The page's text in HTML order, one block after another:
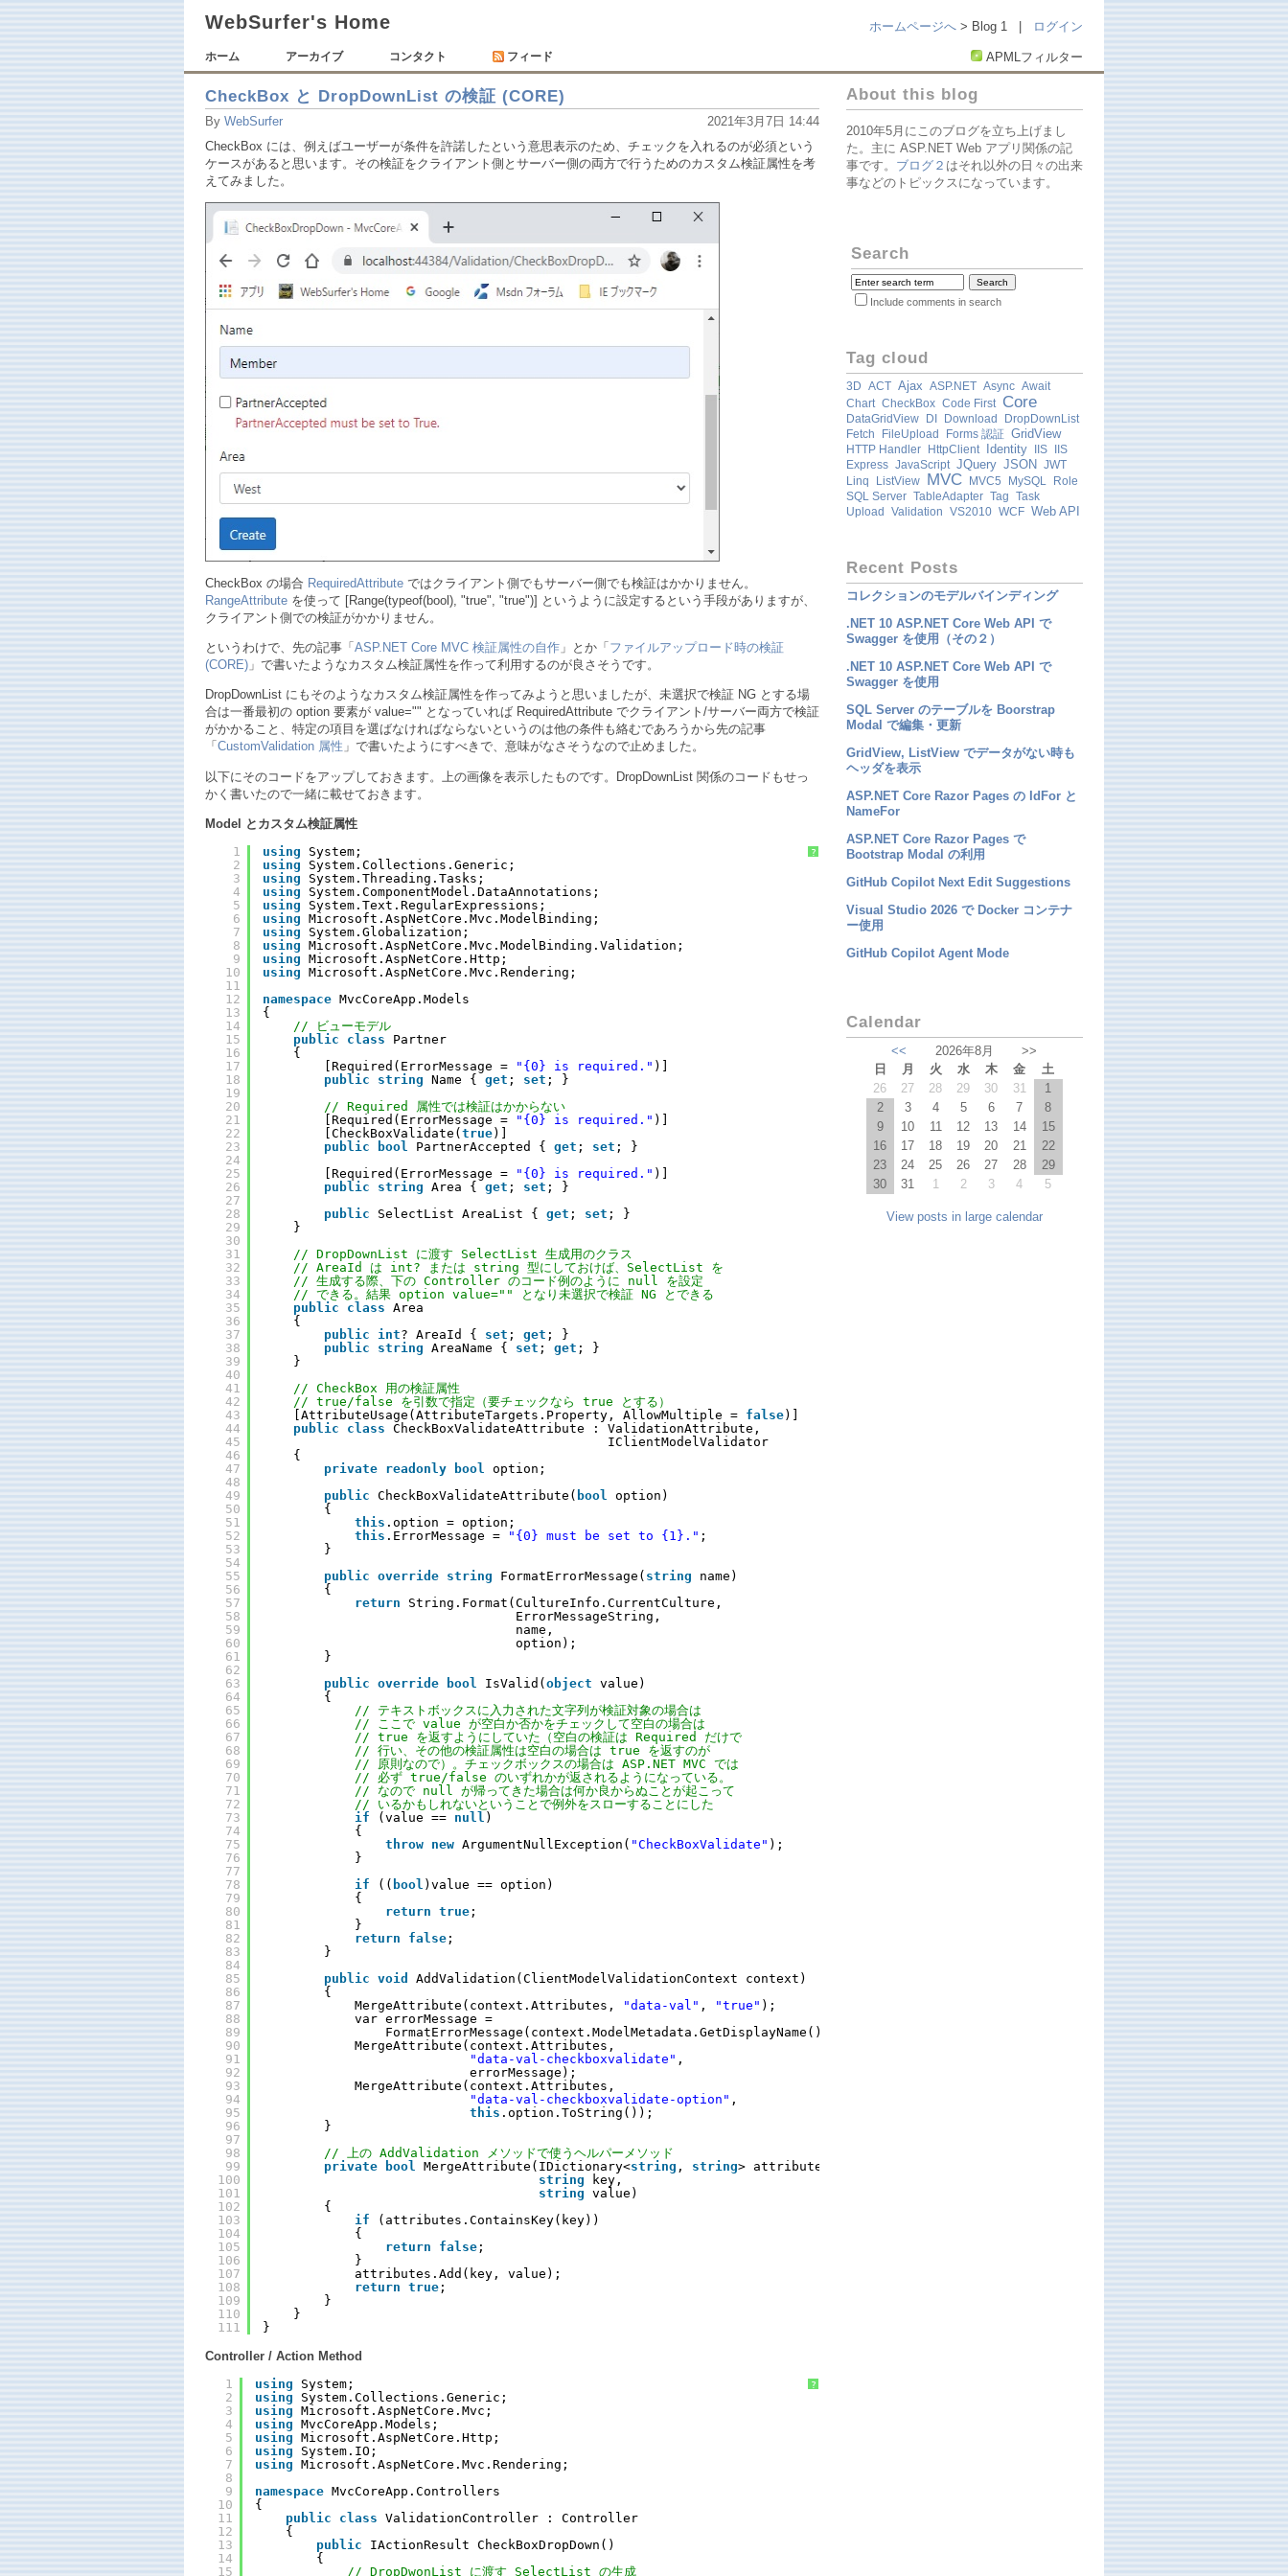
WebSurfer's Home ホームページへ > Blog 1 | ログイン
APMLフィルター
ホーム アーカイブ コンタクト フィード
CheckBox と DropDownList の検証 (CORE)
By WebSurfer 2021年3月7日 14:44
CheckBox には、例えばユーザーが条件を許諾したという意思表示のため、チェックを入れるのが必須という
ケースがあると思います。その検証をクライアント側とサーバー側の両方で行うためのカスタム検証属性を考
えてみました。
CheckBox の場合 RequiredAttribute ではクライアント側でもサーバー側でも検証はかかりません。
RangeAttribute を使って [Range(typeof(bool), "true", "true")] というように設定するという手段がありますが、
クライアント側での検証がかかりません。
というわけで、先の記事「 ASP.NET Core MVC 検証属性の自作 」とか「 ファイルアップロード時の検証
(CORE) 」で書いたようなカスタム検証属性を作って利用するのが良さそうです。
DropDownList にもそのようなカスタム検証属性を作ってみようと思いましたが、未選択で検証 NG とする場
合は一番最初の option 要素が value="" となっていれば RequiredAttribute でクライアント/サーバー両方で検証
がかかること、特定の項目を選ばなければならないというのは他の条件も絡むであろうから先の記事
「 CustomValidation 属性 」で書いたようにすべきで、意味がなさそうなので止めました。
以下にそのコードをアップしておきます。上の画像を表示したものです。DropDownList 関係のコードもせっ
かく書いたので一緒に載せておきます。
Model とカスタム検証属性
?
1
2
3
4
5
6
7
8
9
10
11
12
13
14
15
16
17
18
19
20
21
22
23
24
25
26
27
28
29
30
31
32
33
34
35
36
37
38
39
40
41
42
43
44
45
46
47
48
49
50
51
52
53
54
55
56
57
58
59
60
61
62
63
64
65
66
67
68
69
70
71
72
73
74
75
76
77
78
79
80
81
82
83
84
85
86
87
88
89
90
91
92
93
94
95
96
97
98
99
100
101
102
103
104
105
106
107
108
109
110
111
using
System;
using
System.Collections.Generic;
using
System.Threading.Tasks;
using
System.ComponentModel.DataAnnotations;
using
System.Text.RegularExpressions;
using
Microsoft.AspNetCore.Mvc.ModelBinding;
using
System.Globalization;
using
Microsoft.AspNetCore.Mvc.ModelBinding.Validation;
using
Microsoft.AspNetCore.Http;
using
Microsoft.AspNetCore.Mvc.Rendering;
namespace MvcCoreApp.Models
{
// ビューモデル
public
class
Partner
{
[Required(ErrorMessage =
"{0} is required." )]
public
string Name { get ; set ; }
// Required 属性では検証はかからない
[Required(ErrorMessage =
"{0} is required." )]
[CheckBoxValidate(true)]
public
bool PartnerAccepted { get ; set ; }
[Required(ErrorMessage =
"{0} is required." )]
public
string Area { get ; set ; }
public
SelectList AreaList { get ; set ; }
}
// DropDownList に渡す SelectList 生成用のクラス
// AreaId は int? または string 型にしておけば、SelectList を
// 生成する際、下の Controller のコード例のように null を設定
// できる。結果 option value="" となり未選択で検証 NG とできる
public
class
Area
{
public
int? AreaId { set ; get ; }
public
string AreaName { set ; get ; }
}
// CheckBox 用の検証属性
// true/false を引数で指定（要チェックなら true とする）
[AttributeUsage(AttributeTargets.Property, AllowMultiple = false)]
public
class
CheckBoxValidateAttribute : ValidationAttribute,
IClientModelValidator
{
private readonly bool
option;
public
CheckBoxValidateAttribute( bool
option)
{
this .option = option;
this .ErrorMessage = "{0} must be set to {1}." ;
}
public
override string FormatErrorMessage( string
name)
{
return
String.Format(CultureInfo.CurrentCulture,
ErrorMessageString,
name,
option);
}
public
override bool IsValid(object
value)
{
// テキストボックスに入力された文字列が検証対象の場合は
// ここで value が空白か否かをチェックして空白の場合は
// true を返すようにしていた（空白の検証は Required だけで
// 行い、その他の検証属性は空白の場合は true を返すのが
// 原則なので）。チェックボックスの場合は ASP.NET MVC では
// 必ず true/false のいずれかが返されるようになっている。
// なので null が帰ってきた場合は何か良からぬことが起こって
// いるかもしれないということで例外をスローすることにした
if
(value == null )
{
throw new ArgumentNullException( "CheckBoxValidate" );
}
if
(( bool )value == option)
{
return
true ;
}
return
false ;
}
public
void
AddValidation(ClientModelValidationContext context)
{
MergeAttribute(context.Attributes,
"data-val" , "true" );
var errorMessage =
FormatErrorMessage(context.ModelMetadata.GetDisplayName());
MergeAttribute(context.Attributes,
"data-val-checkboxvalidate" ,
errorMessage);
MergeAttribute(context.Attributes,
"data-val-checkboxvalidate-option" ,
this .option.ToString());
}
// 上の AddValidation メソッドで使うヘルパーメソッド
private
bool MergeAttribute(IDictionary<string , string> attributes,
string
key,
string
value)
{
if
(attributes.ContainsKey(key))
{
return
false ;
}
attributes.Add(key, value);
return
true ;
}
}
}
Controller / Action Method
?
1
2
3
4
5
6
7
8
9
10
11
12
13
14
15
using
System;
using
System.Collections.Generic;
using
Microsoft.AspNetCore.Mvc;
using
MvcCoreApp.Models;
using
Microsoft.AspNetCore.Http;
using
System.IO;
using
Microsoft.AspNetCore.Mvc.Rendering;
namespace MvcCoreApp.Controllers
{
public
class
ValidationController : Controller
{
public
IActionResult CheckBoxDropDown()
{
// DropDwonList に渡す SelectList の生成
About this blog
2010年5月にこのブログを立ち上げまし
た。主に ASP.NET Web アプリ関係の記
事です。 ブログ２ はそれ以外の日々の出来
事などのトピックスになっています。
Search
Include comments in search
Tag cloud
3D ACT Ajax ASP.NET Async Await
Chart CheckBox Code First Core
DataGridView DI Download
DropDownList
Fetch
FileUpload Forms 認証 GridView
HTTP Handler HttpClient Identity IIS IIS
Express JavaScript JQuery JSON JWT
Linq
ListView MVC MVC5 MySQL
Role
SQL Server TableAdapter Tag Task
Upload Validation VS2010 WCF Web API
Recent Posts
コレクションのモデルバインディング
.NET 10 ASP.NET Core Web API で
Swagger を使用（その２）
.NET 10 ASP.NET Core Web API で
Swagger を使用
SQL Server のテーブルを Boorstrap
Modal で編集・更新
GridView, ListView でデータがない時も
ヘッダを表示
ASP.NET Core Razor Pages の IdFor と
NameFor
ASP.NET Core Razor Pages で
Bootstrap Modal の利用
GitHub Copilot Next Edit Suggestions
Visual Studio 2026 で Docker コンテナ
ー使用
GitHub Copilot Agent Mode
Calendar
<< 2026年8月
>>
日
月 火 水 木 金
土
26
27 28 29 30 31
1
2
3 4 5 6 7
8
9
10 11 12 13 14
15
16
17 18 19 20 21
22
23
24 25 26 27 28
29
30
31 1 2 3 4 5
View posts in large calendar